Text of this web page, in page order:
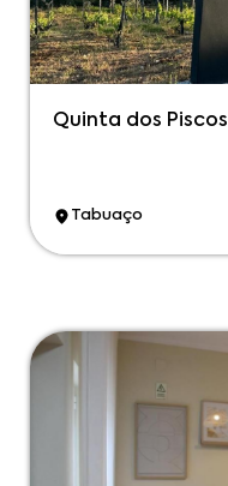
Quinta dos Piscos
Tabuaço